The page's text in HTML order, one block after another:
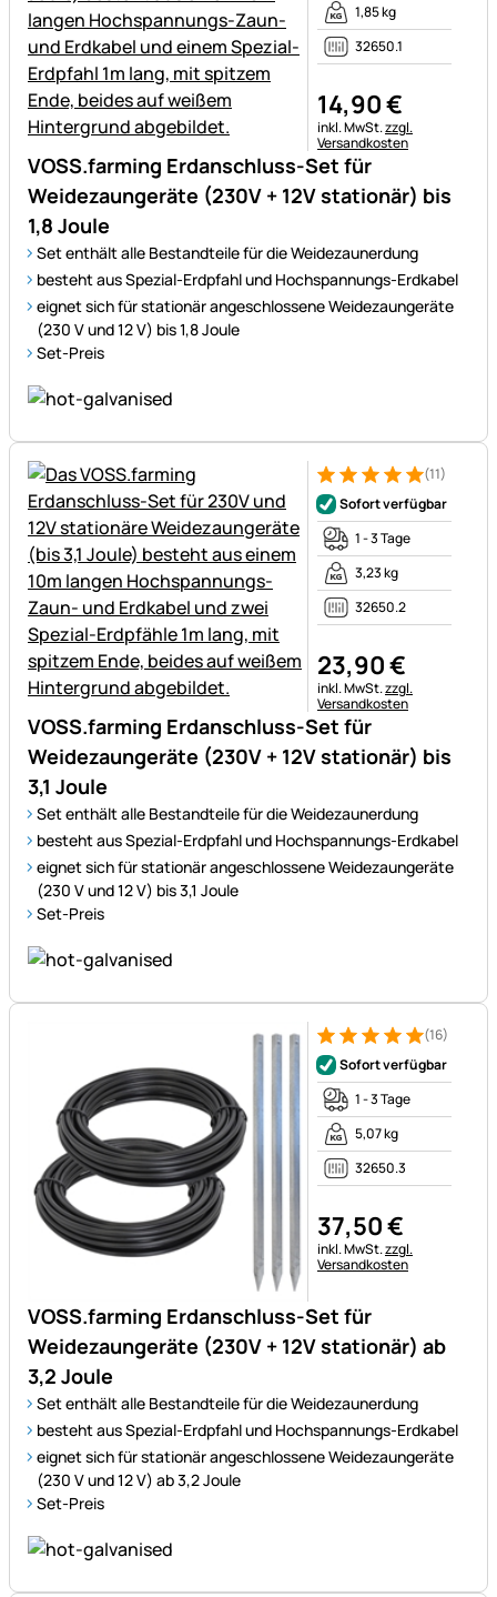
VOSS.farming Erdanschluss-Set für
Weidezaungeräte (230V + 12V stationär) bis
1,8 Joule
Set enthält alle Bestandteile für die Weidezaunerdung
besteht aus Spezial-Erdpfahl und Hochspannungs-Erdkabel
eignet sich für stationär angeschlossene Weidezaungeräte
(230 V und 12 V) bis 1,8 Joule
Set-Preis
1,85 kg
32650.1
14,90€
Steuerhinweis:
inkl. MwSt.zzgl.
Versandkosten
VOSS.farming Erdanschluss-Set für
Weidezaungeräte (230V + 12V stationär) bis
3,1 Joule
Set enthält alle Bestandteile für die Weidezaunerdung
besteht aus Spezial-Erdpfahl und Hochspannungs-Erdkabel
eignet sich für stationär angeschlossene Weidezaungeräte
(230 V und 12 V) bis 3,1 Joule
Set-Preis
Bewertung: 5 von 5 (11
11 Bewertungen
(11)
Sofort verfügbar
1 - 3 Tage
3,23 kg
32650.2
23,90€
Steuerhinweis:
inkl. MwSt.zzgl.
Versandkosten
VOSS.farming Erdanschluss-Set für
Weidezaungeräte (230V + 12V stationär) ab
3,2 Joule
Set enthält alle Bestandteile für die Weidezaunerdung
besteht aus Spezial-Erdpfahl und Hochspannungs-Erdkabel
eignet sich für stationär angeschlossene Weidezaungeräte
(230 V und 12 V) ab 3,2 Joule
Set-Preis
Bewertung: 5 von 5 (16
16 Bewertungen (16)
Sofort verfügbar
1 - 3 Tage
5,07 kg
32650.3
37,50€
Steuerhinweis:
inkl. MwSt.zzgl.
Versandkosten